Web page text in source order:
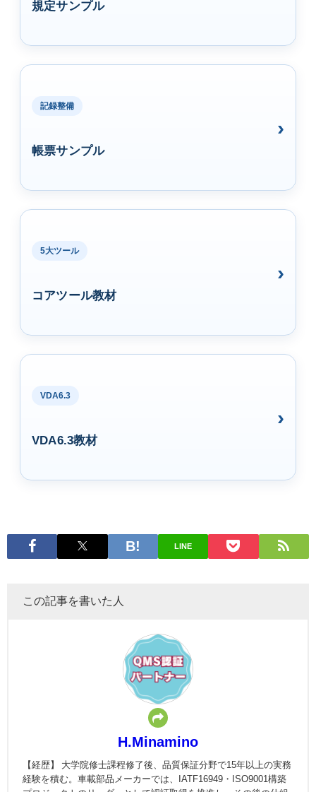
規定サンプル
記録整備
帳票サンプル
5大ツール
コアツール教材
VDA6.3
VDA6.3教材
LINE
この記事を書いた人
H.Minamino
【経歴】 大学院修士課程修了後、品質保証分野で15年以上の実務
経験を積む。車載部品メーカーでは、IATF16949・ISO9001構築